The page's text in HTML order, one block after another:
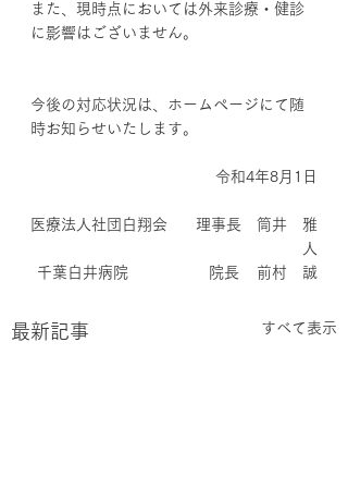
また、現時点においては外来診療・健診
に影響はございません。
今後の対応状況は、ホームページにて随
時お知らせいたします。
令和4年8月1日
医療法人社団白翔会　   理事長　筒井　雅
人
千葉白井病院　　　　　 院長    前村　誠
最新記事 すべて表示